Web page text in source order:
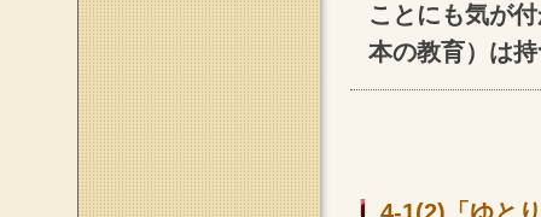
ことにも気が
本の教育）は